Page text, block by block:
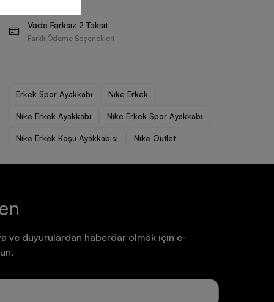
7.199,90 TL
Vade Farksız 2 Taksit
Farklı Ödeme Seçenekleri
Erkek Spor Ayakkabı Nike Erkek
Nike Erkek Ayakkabı Nike Erkek Spor Ayakkabı
Nike Erkek Koşu Ayakkabısı Nike Outlet
ve duyurulardan haberdar olmak için e-